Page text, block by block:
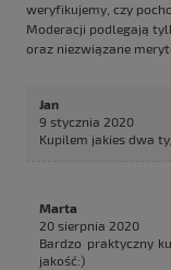
weryfikujemy, czy
Moderacji podlegają
oraz niezwiązane
Jan
9 stycznia 2020
Kupilem jakies dwa
Marta
20 sierpnia 2020
Bardzo praktyczny
jakość:)